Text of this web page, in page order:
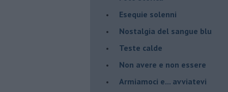
Esequie solenni
Nostalgia del sangue blu
Teste calde
Non avere e non essere
Armiamoci e... avviatevi